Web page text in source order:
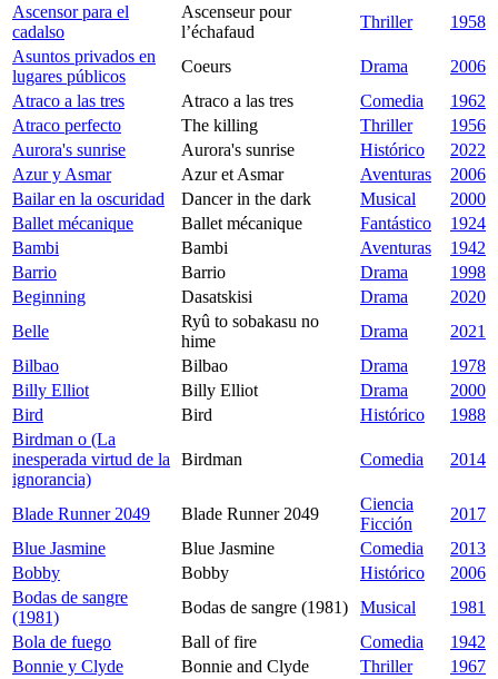
Ascensor para el
cadalso
Ascenseur pour
l’échafaud
Thriller
1958
Asuntos privados en
lugares públicos
Coeurs Drama
2006
Atraco a las tres
Atraco a las tres Comedia
1962
Atraco perfecto
The killing Thriller
1956
Aurora's sunrise
Aurora's sunrise Histórico
2022
Azur y Asmar
Azur et Asmar Aventuras
2006
Bailar en la oscuridad
Dancer in the dark Musical
2000
Ballet mécanique
Ballet mécanique Fantástico
1924
Bambi
Bambi Aventuras
1942
Barrio
Barrio Drama
1998
Beginning
Dasatskisi Drama
2020
Belle
Ryû to sobakasu no
hime
Drama
2021
Bilbao
Bilbao Drama
1978
Billy Elliot
Billy Elliot Drama
2000
Bird
Bird Histórico
1988
Birdman o (La
inesperada virtud de la
ignorancia)
Birdman Comedia 2014
Blade Runner 2049 Blade Runner 2049
Ciencia
Ficción
2017
Blue Jasmine
Blue Jasmine Comedia
2013
Bobby
Bobby Histórico
2006
Bodas de sangre
(1981)
Bodas de sangre (1981) Musical
1981
Bola de fuego
Ball of fire Comedia
1942
Bonnie y Clyde
Bonnie and Clyde Thriller
1967